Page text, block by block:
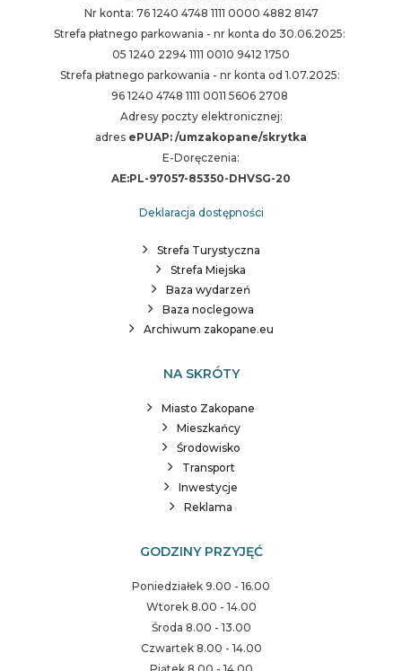
Nr konta: 76 1240 4748 1111 0000 4882 8147
Strefa płatnego parkowania - nr konta do 30.06.2025:
05 1240 2294 1111 0010 9412 1750
Strefa płatnego parkowania - nr konta od 1.07.2025:
96 1240 4748 1111 0011 5606 2708
Adresy poczty elektronicznej:
adres ePUAP: /umzakopane/skrytka
E-Doręczenia:
AE:PL-97057-85350-DHVSG-20
Deklaracja dostępności
Strefa Turystyczna
Strefa Miejska
Baza wydarzeń
Baza noclegowa
Archiwum zakopane.eu
NA SKRÓTY
Miasto Zakopane
Mieszkańcy
Środowisko
Transport
Inwestycje
Reklama
GODZINY PRZYJĘĆ
Poniedziałek 9.00 - 16.00
Wtorek 8.00 - 14.00
Środa 8.00 - 13.00
Czwartek 8.00 - 14.00